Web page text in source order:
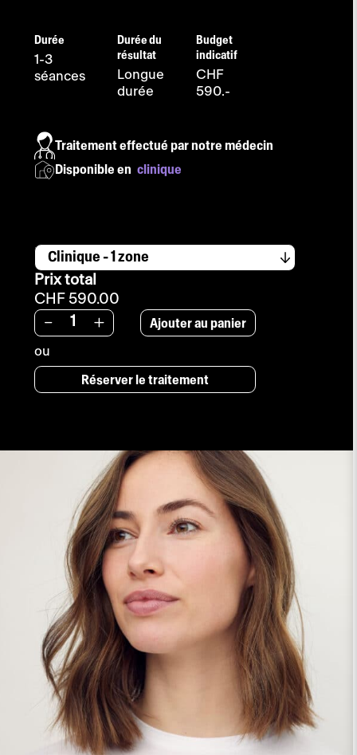
Durée
1-3
séances
Durée du
résultat
Longue
durée
Budget
indicatif
CHF
590.-
Traitement effectué par notre médecin
Disponible en clinique
-Fourchette
de
prix
:
CHF 590.00
CHF 1'595.00
Prix total
CHF 590.00
- + Ajouter au panier
ou
Réserver le traitement